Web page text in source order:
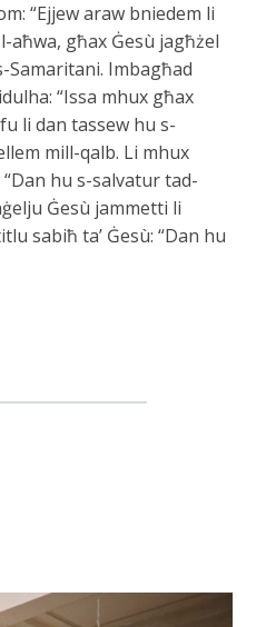
“Ejjew araw bniedem li
aħwa, għax Ġesù jagħżel
Samaritani. Imbagħad
“Issa mhux għax
li dan tassew hu s-
mill-qalb. Li mhux
hu s-salvatur tad-
Ġesù jammetti li
sabiħ ta’ Ġesù: “Dan hu